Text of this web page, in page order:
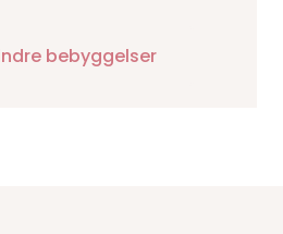
bebyggelser